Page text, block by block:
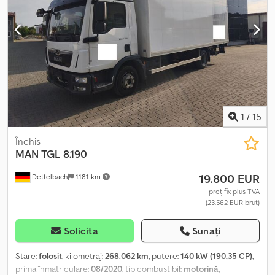
Dotări:ABS, aer condiționat, blocare diferențial, computer de
bord, hayon hidraulic, oglindă electrică, pilot automat de
viteză, proiectoare de ceață, reglare electrică a geamurilor,
servodirecție, închidere centralizată, încălzire scaun, -
Avertizare la părăsirea benzii - Parasolar - Punte cu roți duble -
Radio - Tahograf Dedpjzq Sh Esfx Andeck - Volan multifuncțional
1 / 15
Dettelbach 1.181 km
Închis
MAN TGL 8.190
19.800 EUR
preț fix plus TVA
(23.562 EUR brut)
Solicita Sunați
Stare:folosit, kilometraj:268.062 km, putere:140 kW (190,35 CP),
prima înmatriculare:08/2020, tip combustibil: motorină,